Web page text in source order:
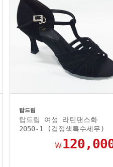
탑드림
탑드림 여성 라틴댄스화
2050-1 (검정색특수세무)
￦